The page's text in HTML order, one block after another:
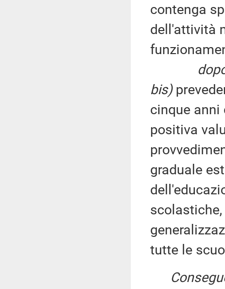
contenga
dell'attività
bis)
cinque anni
positiva
graduale
tutte le